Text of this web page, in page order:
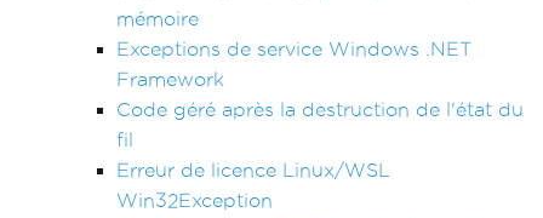
mémoire
Exceptions de service Windows .NET
Framework
Code géré après la destruction de l'état du
fil
Erreur de licence Linux/WSL
Win32Exception